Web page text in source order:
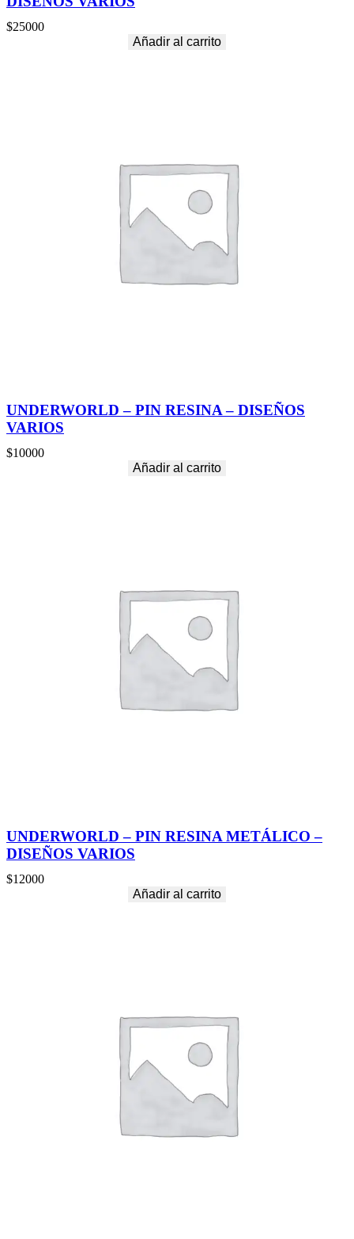
$25000
Añadir al carrito
UNDERWORLD – PIN RESINA – DISEÑOS
VARIOS
$10000
Añadir al carrito
UNDERWORLD – PIN RESINA METÁLICO –
DISEÑOS VARIOS
$12000
Añadir al carrito